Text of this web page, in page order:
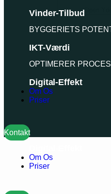
Open
PROJEKTUDVIKLING
PU-PRO
HÆVER JERES
Vinder-Tilbud
BYGGERIETS
OPTIMERER
Om Os
Priser
Vinder-Tilbud
BYGGERIETS
IKT-Værdi
OPTIMERER
Digital-Effekt
Om Os
Priser
Kontakt